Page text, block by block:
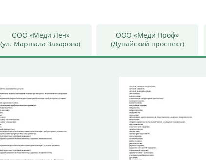
ООО «Меди Лен»
(ул. Маршала Захарова)
ООО «Меди Проф»
(Дунайский проспект)